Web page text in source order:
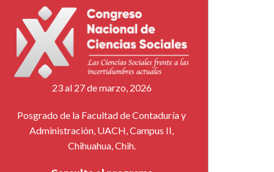
ciencias
trabajo
Redes
temáticas
Laboratorios
nacionales
Entidades
afines
Reconoce
La UDUALC
A La
Universidad
De México
En Su 475
Aniversario
23 al 27 de marzo, 2026
Posgrado de la Facultad de Contaduría y
Administración, UACH, Campus II,
Chihuahua, Chih.